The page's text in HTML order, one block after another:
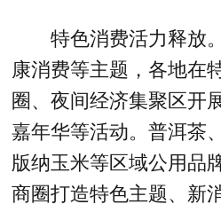
特色消费活力释放
康消费等主题，各地在
圈、夜间经济集聚区开
嘉年华等活动。普洱茶
版纳玉米等区域公用品
商圈打造特色主题、新